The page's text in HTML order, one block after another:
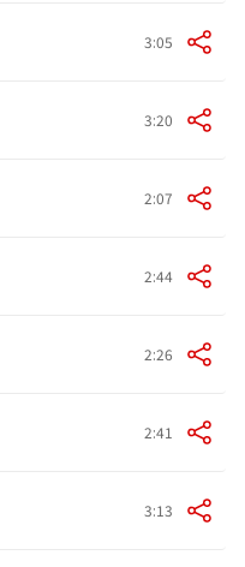
3:05
3:20
2:07
2:44
2:26
2:41
3:13